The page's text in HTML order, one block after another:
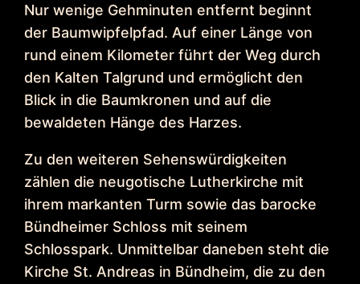
Nur wenige Gehminuten entfernt beginnt
der Baumwipfelpfad. Auf einer Länge von
rund einem Kilometer führt der Weg durch
den Kalten Talgrund und ermöglicht den
Blick in die Baumkronen und auf die
bewaldeten Hänge des Harzes.
Zu den weiteren Sehenswürdigkeiten
zählen die neugotische Lutherkirche mit
ihrem markanten Turm sowie das barocke
Bündheimer Schloss mit seinem
Schlosspark. Unmittelbar daneben steht die
Kirche St. Andreas in Bündheim, die zu den